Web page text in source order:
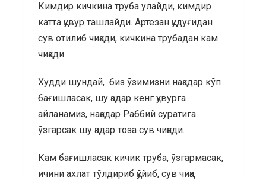
Кимдир кичкина труба улайди, кимдир
катта қувур ташлайди. Артезан қудуғидан
сув отилиб чиқади, кичкина трубадан кам
чиқади.
Худди шундай, биз ўзимизни нақадар кўп
бағишласак, шу қадар кенг қувурга
айланамиз, нақадар Раббий суратига
ўзгарсак шу қадар тоза сув чиқади.
Кам бағишласак кичик труба, ўзгармасак,
ичини ахлат тўлдириб қўйиб, сув чиқа